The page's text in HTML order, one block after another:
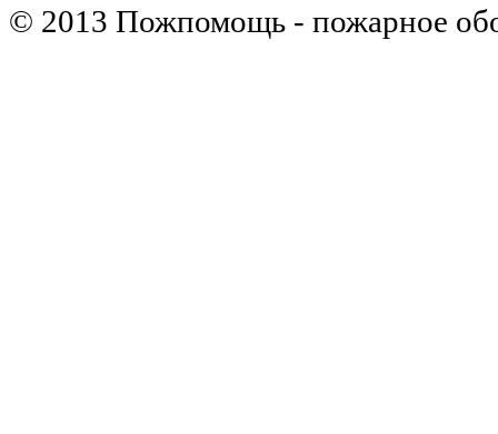
© 2013 Пожпомощь - пожарное